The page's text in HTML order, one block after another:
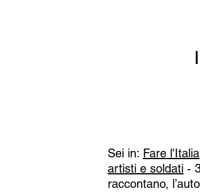
Sei in: Fare
artisti e soldati -
raccontano,